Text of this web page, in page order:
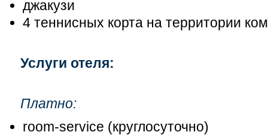
джакузи
4 теннисных корта на территории
Услуги отеля:
Платно:
room-service (круглосуточно)